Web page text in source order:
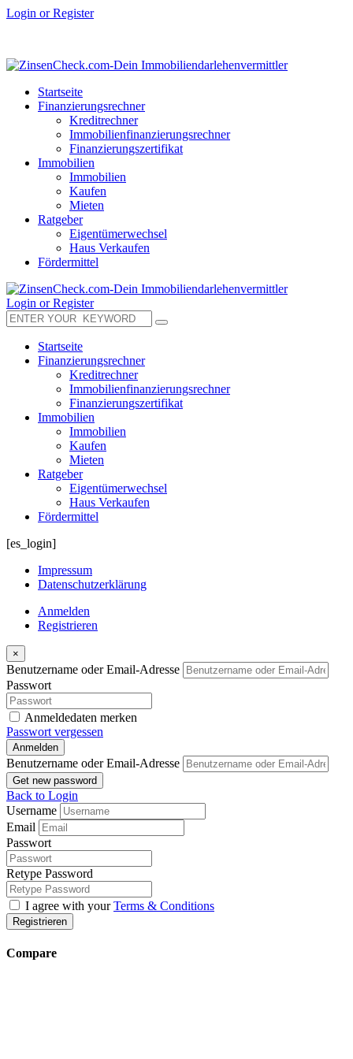
Login or Register
Startseite
Finanzierungsrechner
Kreditrechner
Immobilienfinanzierungsrechner
Finanzierungszertifikat
Immobilien
Immobilien
Kaufen
Mieten
Ratgeber
Eigentümerwechsel
Haus Verkaufen
Fördermittel
Login or Register
Startseite
Finanzierungsrechner
Kreditrechner
Immobilienfinanzierungsrechner
Finanzierungszertifikat
Immobilien
Immobilien
Kaufen
Mieten
Ratgeber
Eigentümerwechsel
Haus Verkaufen
Fördermittel
[es_login]
Impressum
Datenschutzerklärung
Anmelden
Registrieren
×
Benutzername oder Email-Adresse
Passwort
Anmeldedaten merken
Passwort vergessen
Anmelden
Benutzername oder Email-Adresse
Get new password
Back to Login
Username
Email
Passwort
Retype Password
I agree with yourTerms & Conditions
Registrieren
Compare